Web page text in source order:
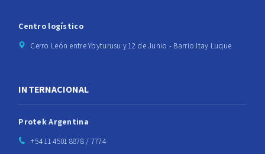
Centro logístico
Cerro León entre Ybyturusu y 12 de Junio - Barrio Itay Luque
INTERNACIONAL
Protek Argentina
+54 11 4501 8878 / 7774